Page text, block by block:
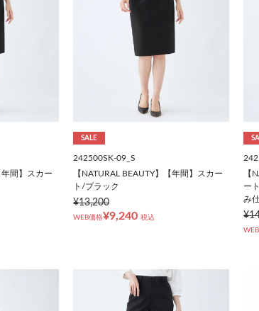
年間】スカー
SALE
242500SK-09_S
【NATURAL BEAUTY】【年間】スカー
ト/ブラック
¥13,200
WEB価格¥9,240 税込
【
ー
み